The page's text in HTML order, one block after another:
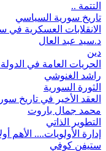
التتمة ..
تاريخ سورية السياسي
الانقلابات العسكرية في سورية
د.سيد عبد العال
دين
الحريات العامة في الدولة
راشد الغنوشي
الثورة السورية
العقد الأخير في تاريخ
محمد جمال باروت
التطوير الذاتي
إدارة الأولويات.... الأهم
ستيفن كوفي